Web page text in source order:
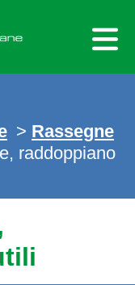
> Rassegne
raddoppiano